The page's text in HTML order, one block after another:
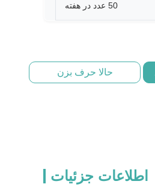
50 عدد در هفته
حالا حرف بزن
اطلاعات جزئیات